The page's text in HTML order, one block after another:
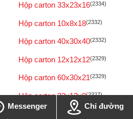
Hộp carton 33x23x16(2334)
Hộp carton 10x8x18(2332)
Hộp carton 40x30x40(2332)
Hộp carton 12x12x12(2329)
Hộp carton 60x30x21(2329)
Hộp carton 23x12x8(2327)
Hộp carton 100x80x7
Messenger Chỉ đường